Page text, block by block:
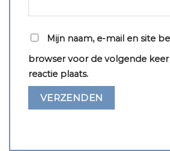
Mijn naam, e-mail en site
browser voor de volgende
reactie plaats.